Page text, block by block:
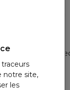
+ mini rose
€
notre site,
les